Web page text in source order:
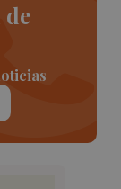
de